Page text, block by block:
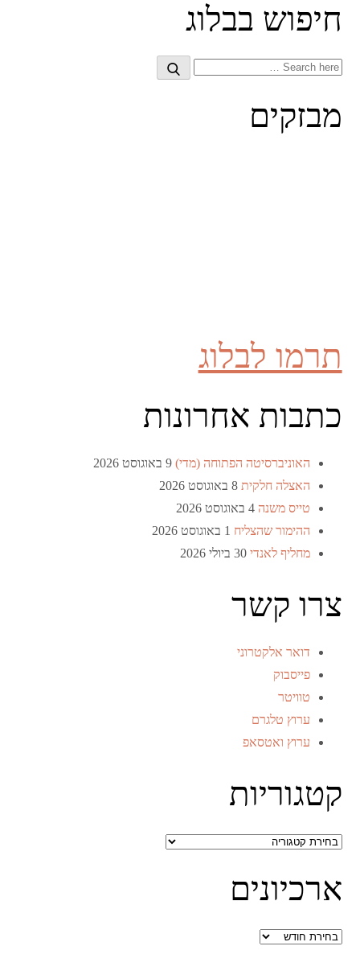
חיפוש בבלוג
Search
Search
מבזקים
תרמו לבלוג
כתבות אחרונות
האוניברסיטה הפתוחה (מדי) 9 באוגוסט 2026
האצלה חלקית 8 באוגוסט 2026
טייס משנה 4 באוגוסט 2026
ההימור שהצליח 1 באוגוסט 2026
מחליף לאנדי 30 ביולי 2026
צרו קשר
דואר אלקטרוני
פייסבוק
טוויטר
ערוץ טלגרם
ערוץ ואטסאפ
קטגוריות
קטגוריות
ארכיונים
ארכיונים